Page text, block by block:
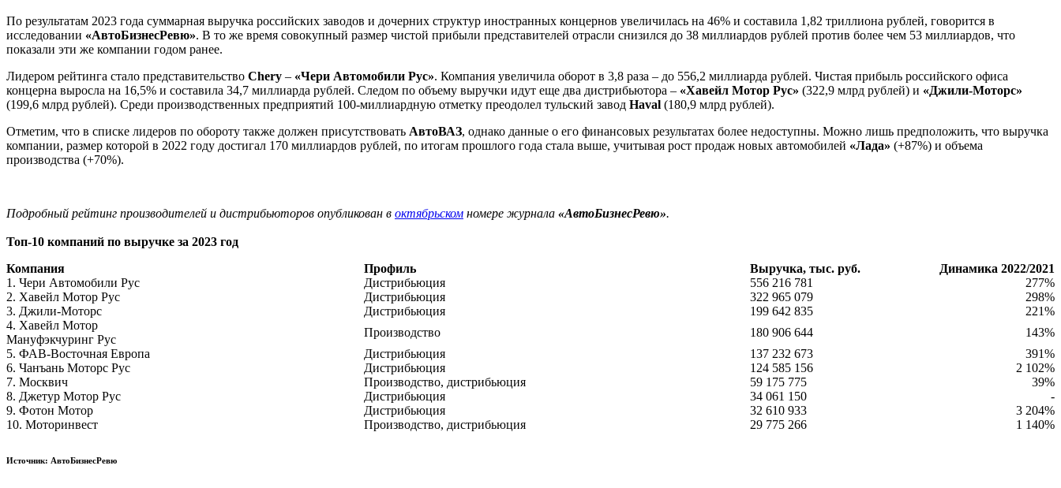
По результатам 2023 года суммарная выручка российских заводов и дочерних структур иностранных концернов увеличилась на 46% и составила 1,82 триллиона рублей, говорится в
исследовании «АвтоБизнесРевю». В то же время совокупный размер чистой прибыли представителей отрасли снизился до 38 миллиардов рублей против более чем 53 миллиардов, что
показали эти же компании годом ранее.
Лидером рейтинга стало представительство Chery – «Чери Автомобили Рус». Компания увеличила оборот в 3,8 раза – до 556,2 миллиарда рублей. Чистая прибыль российского офиса
концерна выросла на 16,5% и составила 34,7 миллиарда рублей. Следом по объему выручки идут еще два дистрибьютора – «Хавейл Мотор Рус» (322,9 млрд рублей) и «Джили-Моторс»
(199,6 млрд рублей). Среди производственных предприятий 100-миллиардную отметку преодолел тульский завод Haval (180,9 млрд рублей).
Отметим, что в списке лидеров по обороту также должен присутствовать АвтоВАЗ, однако данные о его финансовых результатах более недоступны. Можно лишь предположить, что выручка
компании, размер которой в 2022 году достигал 170 миллиардов рублей, по итогам прошлого года стала выше, учитывая рост продаж новых автомобилей «Лада» (+87%) и объема
производства (+70%).
Подробный рейтинг производителей и дистрибьюторов опубликован в октябрьском номере журнала «АвтоБизнесРевю».
Топ-10 компаний по выручке за 2023 год
Компания
Профиль Выручка, тыс. руб.
Динамика 2022/2021
1. Чери Автомобили Рус
Дистрибьюция 556 216 781
277%
2. Хавейл Мотор Рус
Дистрибьюция 322 965 079
298%
3. Джили-Моторс
Дистрибьюция 199 642 835
221%
4. Хавейл Мотор
Мануфэкчуринг Рус
Производство 180 906 644
143%
5. ФАВ-Восточная Европа
Дистрибьюция 137 232 673
391%
6. Чанъань Моторс Рус
Дистрибьюция 124 585 156
2 102%
7. Москвич
Производство, дистрибьюция 59 175 775
39%
8. Джетур Мотор Рус
Дистрибьюция 34 061 150
-
9. Фотон Мотор
Дистрибьюция 32 610 933
3 204%
10. Моторинвест
Производство, дистрибьюция 29 775 266 1 140%
Источник: АвтоБизнесРевю